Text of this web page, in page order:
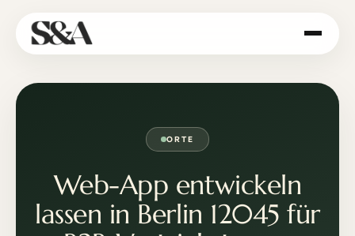
ORTE
Web-App entwickeln
lassen in Berlin 12045 für